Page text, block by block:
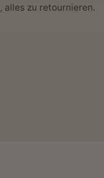
alles zu retournieren.